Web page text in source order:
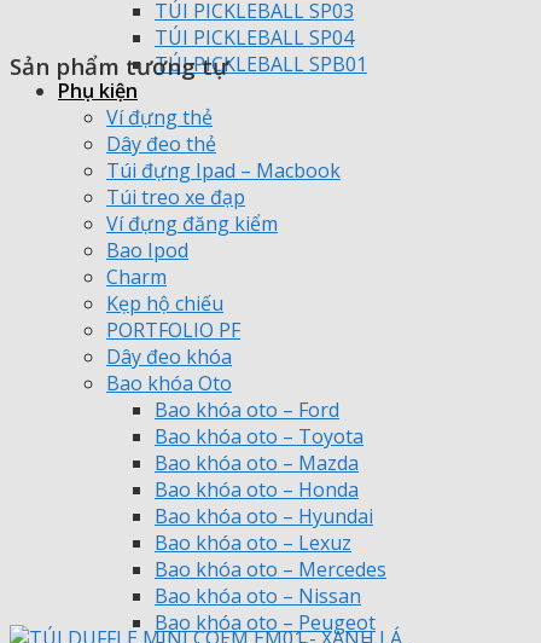
TÚI PICKLEBALL SP03
TÚI PICKLEBALL SP04
TÚI PICKLEBALL SPB01
Phụ kiện
Ví đựng thẻ
Dây đeo thẻ
Túi đựng Ipad – Macbook
Túi treo xe đạp
Ví đựng đăng kiểm
Bao Ipod
Charm
Kẹp hộ chiếu
PORTFOLIO PF
Dây đeo khóa
Bao khóa Oto
Bao khóa oto – Ford
Bao khóa oto – Toyota
Bao khóa oto – Mazda
Bao khóa oto – Honda
Bao khóa oto – Hyundai
Bao khóa oto – Lexuz
Bao khóa oto – Mercedes
Bao khóa oto – Nissan
Bao khóa oto – Peugeot
Sản phẩm tương tự